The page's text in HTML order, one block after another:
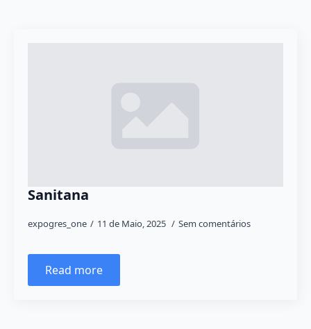
Sanitana
expogres_one 11 de Maio, 2025 Sem comentários
Read more